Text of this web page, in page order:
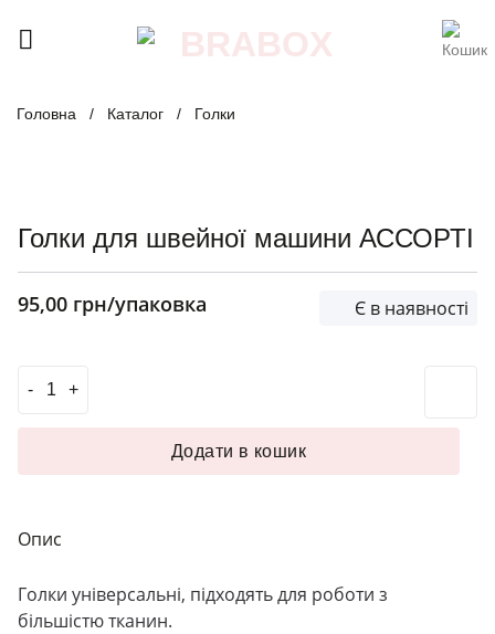
Головна / Каталог / Голки
Голки для швейної машини АССОРТІ
95,00 грн/упаковка Є в наявності
Опис
Голки універсальні, підходять для роботи з
більшістю тканин.
Голки для швейної машини АССОРТІ кількість
Додати в кошик